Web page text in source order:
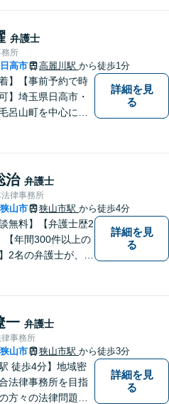
弁護士
所
日高市 高麗川駅 から徒歩1分
着】【事前予約で時
】埼玉県日高市・
呂山町を中心に、
様に納得いただけ
指します。
詳細を見
る
治 弁護士
律事務所
狭山市 狭山市駅 から徒歩4分
無料】【弁護士歴2
【年間300件以上の
2名の弁護士が、さ
【相続】税理士や
どと連携し、複雑
応。【狭山市駅4
詳細を見
る
一 弁護士
事務所
狭山市 狭山市駅 から徒歩3分
駅 徒歩4分】地域密
法律事務所を目指
方々の法律問題を
詳細を見
る